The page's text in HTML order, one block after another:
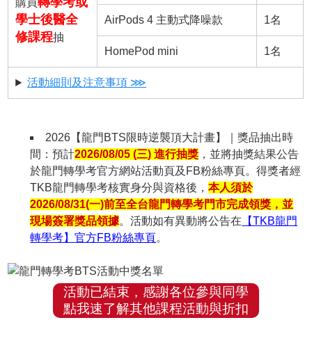
購買
學士後醫全
修課程抽
AirPods 4 主動式降噪款 1名
HomePod mini 1名
活動細則及注意事項 ⋙
2026【龍門BTS限時逆襲頂大計畫】｜獎品抽出時
間：預計2026/08/05 (三) 進行抽獎 ，並將抽獎結果公告
於龍門轉學考官方網站活動頁及FB粉絲專頁。得獎者經
TKB龍門轉學考核實身分與資格後，本人須於
2026/08/31(一)前至全台龍門轉學考門市完成領獎，並
現場簽署獎品領據。活動如有異動將公告在 【TKB龍門
轉學考】官方FB粉絲專頁。
活動已結束，感謝各位參與同學
點我速了解其他課程活動與折扣